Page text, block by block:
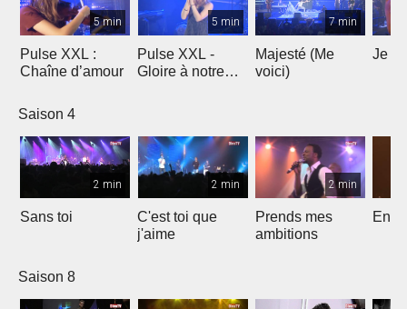
5 min
Pulse XXL :
Chaîne d’amour
5 min
Pulse XXL -
Gloire à notre
7 min
Majesté (Me
voici)
Je te
Saison 4
2 min
Sans toi
2 min
C'est toi que
j'aime
2 min
Prends mes
ambitions
Saison 8